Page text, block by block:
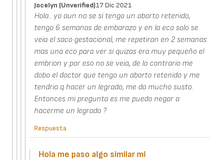
Jocelyn (unverified)17 Dic 2021
Hola.. yo aun no se si tengo un aborto retenido,
tengo 6 semanas de embarazo y en la eco solo se
veia el saco gestacional, me repetiran en 2 semanas
mas una eco para ver si quizas era muy pequeño el
embrion y por eso no se veia, de lo contrario me
dobo el doctor que tengo un aborto retenido y me
tendria q hacer un legrado, me da mucho susto.
Entonces mi pregunta es me puedo negar a
hacerme un legrado ?
Respuesta
Hola me paso algo similar mi